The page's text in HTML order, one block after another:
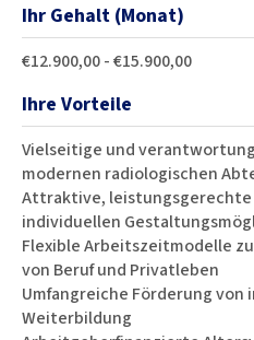
Ihr Gehalt (Monat)
€12.900,00 - €15.900,00
Ihre Vorteile
Vielseitige und
modernen radiologischen
Attraktive,
individuellen
Flexible Arbeitszeitmodelle
von Beruf und Privatleben
Umfangreiche Förderung
Weiterbildung